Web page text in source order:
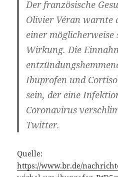
Der französische
Olivier Véran warnte
einer möglicherweise
Wirkung. Die
Ibuprofen und
sein, der eine
Coronavirus
Twitter.
Quelle:
https://www.br.de/